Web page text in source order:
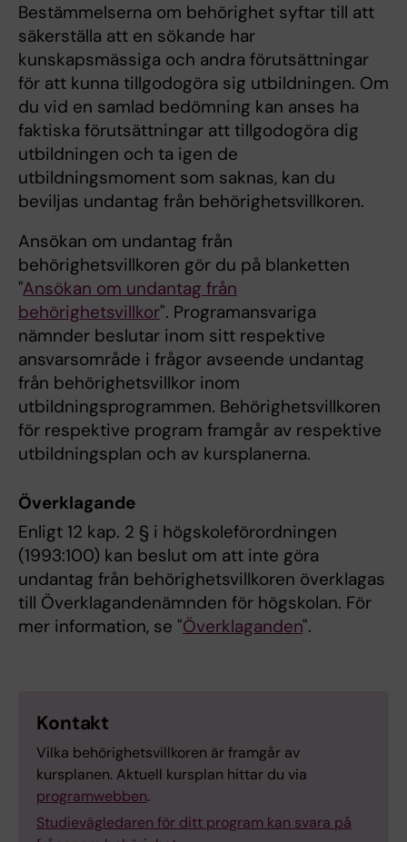
Bestämmelserna om behörighet syftar till att
säkerställa att en sökande har
kunskapsmässiga och andra förutsättningar
för att kunna tillgodogöra sig utbildningen. Om
du vid en samlad bedömning kan anses ha
faktiska förutsättningar att tillgodogöra dig
utbildningen och ta igen de
utbildningsmoment som saknas, kan du
beviljas undantag från behörighetsvillkoren.
Ansökan om undantag från
behörighetsvillkoren gör du på blanketten
"Ansökan om undantag från
behörighetsvillkor". Programansvariga
nämnder beslutar inom sitt respektive
ansvarsområde i frågor avseende undantag
från behörighetsvillkor inom
utbildningsprogrammen. Behörighetsvillkoren
för respektive program framgår av respektive
utbildningsplan och av kursplanerna.
Överklagande
Enligt 12 kap. 2 § i högskoleförordningen
(1993:100) kan beslut om att inte göra
undantag från behörighetsvillkoren överklagas
till Överklagandenämnden för högskolan. För
mer information, se "Överklaganden".
Kontakt
Vilka behörighetsvillkoren är framgår av
kursplanen. Aktuell kursplan hittar du via
programwebben.
Studievägledaren för ditt program kan svara på